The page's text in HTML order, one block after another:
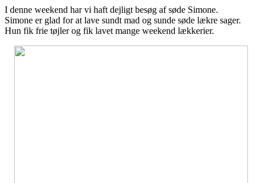
I denne weekend har vi haft dejligt besøg af søde Simone.
Simone er glad for at lave sundt mad og sunde søde lækre sager.
Hun fik frie tøjler og fik lavet mange weekend lækkerier.